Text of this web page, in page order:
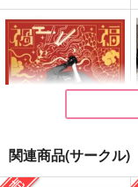
関連商品(サークル)